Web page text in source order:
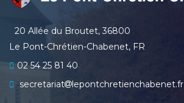
20 Allée du Broutet, 36800
Le Pont-Chrétien-Chabenet, FR
02 54 25 81 40
secretariat
lepontchretienchabenet.fr